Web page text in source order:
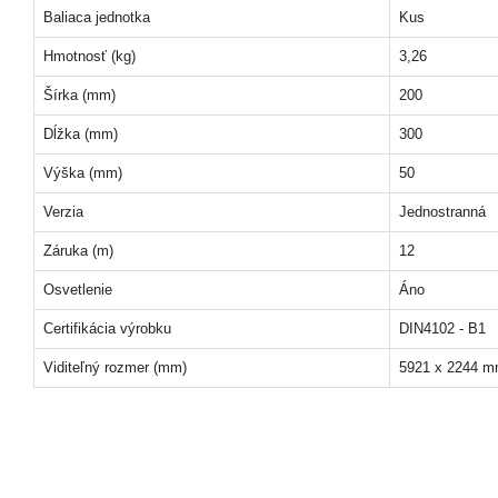
Baliaca jednotka Kus
Hmotnosť (kg) 3,26
Šírka (mm) 200
Dĺžka (mm) 300
Výška (mm) 50
Verzia Jednostranná
Záruka (m) 12
Osvetlenie Áno
Certifikácia výrobku DIN4102 - B1
Viditeľný rozmer (mm) 5921 x 2244